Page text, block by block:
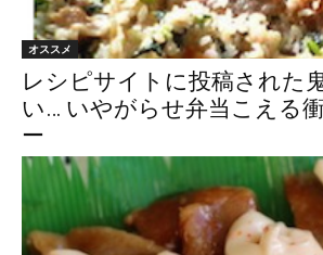
オススメ
レシピサイトに投稿された
い… いやがらせ弁当こえる
ー